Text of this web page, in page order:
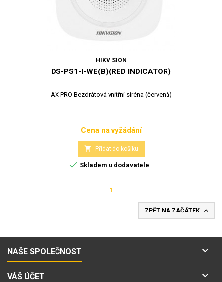
HIKVISION
DS-PS1-I-WE(B)(RED INDICATOR)
AX PRO Bezdrátová vnitřní siréna (červená)
Cena
Cena na vyžádání
 Přidat do košíku
 Skladem u dodavatele
1
ZPĚT NA ZAČÁTEK 
NAŠE SPOLEČNOST 
VÁŠ ÚČET 